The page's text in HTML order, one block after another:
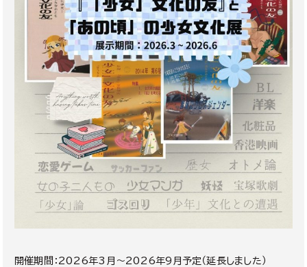
開催期間：2026年3月～2026年9月予定（延長しました）